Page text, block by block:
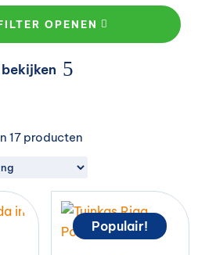
OPENEN
17 producten
Populair!